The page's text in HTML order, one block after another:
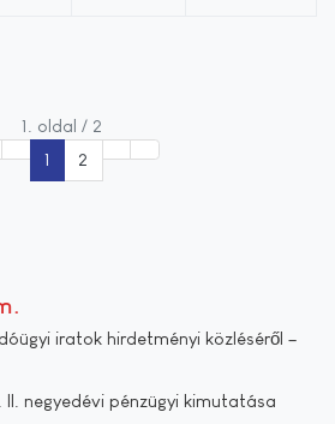
1 2
1. oldal / 2
iratok hirdetményi közléséről –
II. negyedévi pénzügyi kimutatása